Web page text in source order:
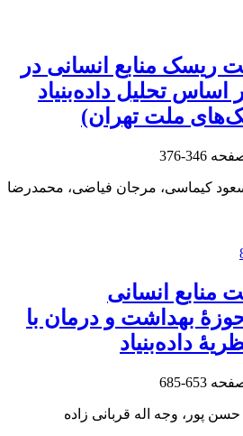
ریسک منابع انسانی در
تحلیل داده‌بنیاد
ملت تهران)
346-376
کیماسی، مرجان فیاضی، محمدرضا
منابع انسانی
بهداشت و درمان با
داده‌بنیاد
653-685
پور، وجه اله قربانی زاده